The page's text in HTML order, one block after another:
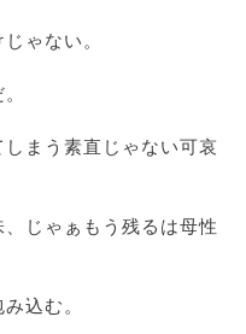
ゃない。
まう素直じゃない可哀
じゃぁもう残るは母性
込む。